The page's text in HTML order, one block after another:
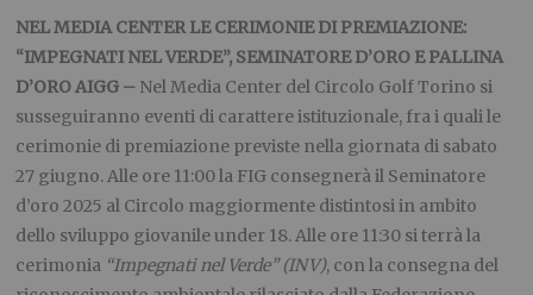
NEL MEDIA CENTER LE CERIMONIE DI PREMIAZIONE:
“IMPEGNATI NEL VERDE”, SEMINATORE D’ORO E PALLINA
D’ORO AIGG – Nel Media Center del Circolo Golf Torino si
susseguiranno eventi di carattere istituzionale, fra i quali le
cerimonie di premiazione previste nella giornata di sabato
27 giugno. Alle ore 11:00 la FIG consegnerà il Seminatore
d’oro 2025 al Circolo maggiormente distintosi in ambito
dello sviluppo giovanile under 18. Alle ore 11:30 si terrà la
cerimonia “Impegnati nel Verde” (INV), con la consegna del